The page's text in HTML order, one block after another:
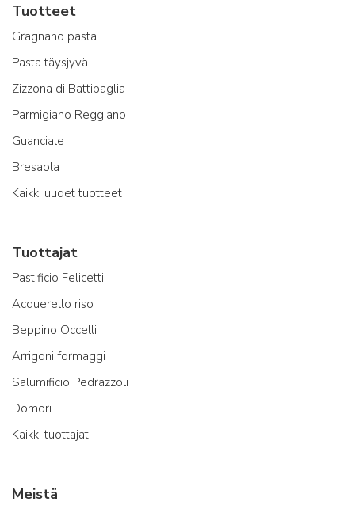
Tuotteet
Gragnano pasta
Pasta täysjyvä
Zizzona di Battipaglia
Parmigiano Reggiano
Guanciale
Bresaola
Kaikki uudet tuotteet
Tuottajat
Pastificio Felicetti
Acquerello riso
Beppino Occelli
Arrigoni formaggi
Salumificio Pedrazzoli
Domori
Kaikki tuottajat
Meistä